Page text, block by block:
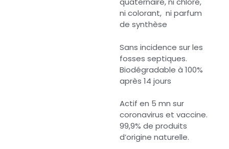
ni colorant, ni parfum
de synthèse
Sans incidence sur les
fosses septiques.
Biodégradable à 100%
après 14 jours
Actif en 5 mn sur
coronavirus et vaccine.
99,9% de produits
d’origine naturelle.